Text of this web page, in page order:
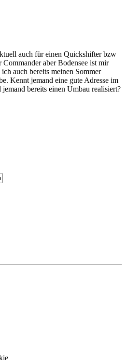
auch für einen Quickshifter bzw
aber Bodensee ist mir
auch bereits meinen Sommer
Kennt jemand eine gute Adresse im
bereits einen Umbau realisiert?